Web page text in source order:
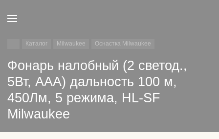
Каталог Milwaukee Оснастка Milwaukee
Фонарь налобный (2 светод.,
5Вт, AAA) дальность 100 м,
450Лм, 5 режима, HL-SF
Milwaukee